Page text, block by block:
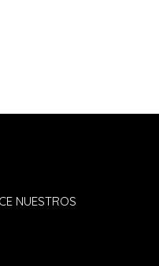
NUESTROS